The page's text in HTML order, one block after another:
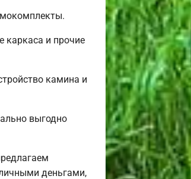
каркаса и прочие
камина и
выгодно
деньгами,